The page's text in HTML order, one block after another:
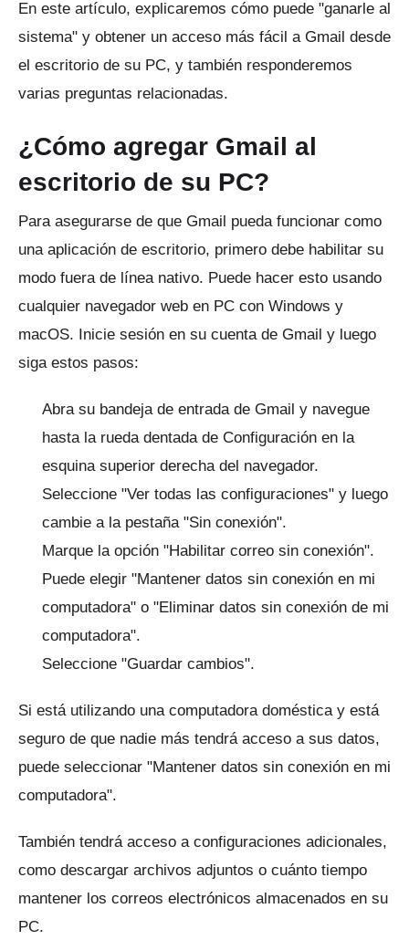
En este artículo, explicaremos cómo puede "ganarle al
sistema" y obtener un acceso más fácil a Gmail desde
el escritorio de su PC, y también responderemos
varias preguntas relacionadas.
¿Cómo agregar Gmail al
escritorio de su PC?
Para asegurarse de que Gmail pueda funcionar como
una aplicación de escritorio, primero debe habilitar su
modo fuera de línea nativo. Puede hacer esto usando
cualquier navegador web en PC con Windows y
macOS. Inicie sesión en su cuenta de Gmail y luego
siga estos pasos:
Abra su bandeja de entrada de Gmail y navegue
hasta la rueda dentada de Configuración en la
esquina superior derecha del navegador.
Seleccione "Ver todas las configuraciones" y luego
cambie a la pestaña "Sin conexión".
Marque la opción "Habilitar correo sin conexión".
Puede elegir "Mantener datos sin conexión en mi
computadora" o "Eliminar datos sin conexión de mi
computadora".
Seleccione "Guardar cambios".
Si está utilizando una computadora doméstica y está
seguro de que nadie más tendrá acceso a sus datos,
puede seleccionar "Mantener datos sin conexión en mi
computadora".
También tendrá acceso a configuraciones adicionales,
como descargar archivos adjuntos o cuánto tiempo
mantener los correos electrónicos almacenados en su
PC.